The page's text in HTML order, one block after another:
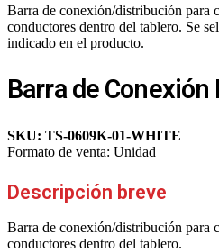
Barra de conexión/distribución para
conductores dentro del tablero. Se
indicado en el producto.
Barra de
SKU: TS-0609K-01-WHITE
Formato de venta: Unidad
Descripción breve
Barra de conexión/distribución para
conductores dentro del tablero.